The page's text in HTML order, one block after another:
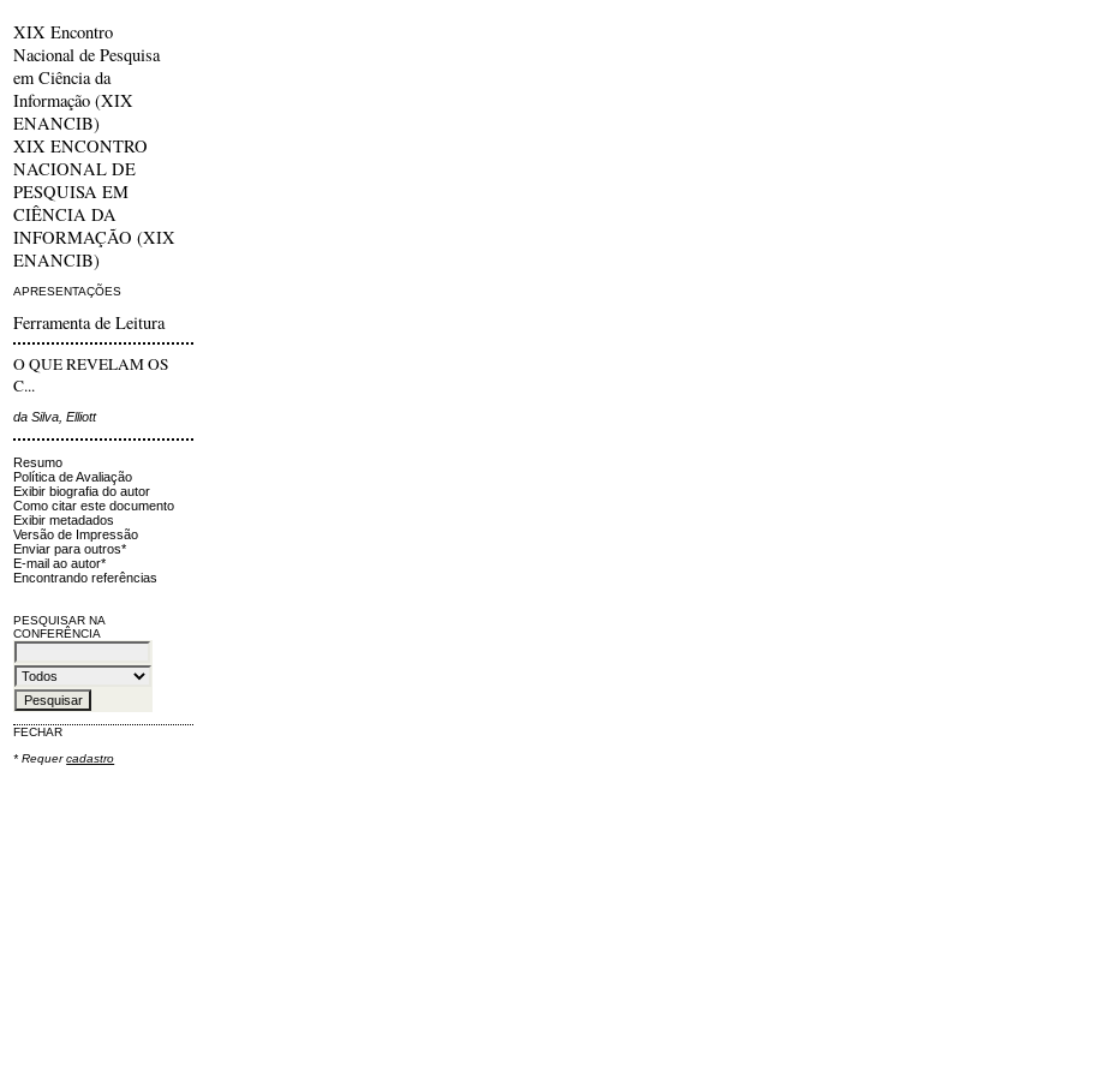
XIX Encontro
Nacional de Pesquisa
em Ciência da
Informação (XIX
ENANCIB)
XIX ENCONTRO
NACIONAL DE
PESQUISA EM
CIÊNCIA DA
INFORMAÇÃO (XIX
ENANCIB)
APRESENTAÇÕES
Ferramenta de Leitura
O QUE REVELAM OS
C...
da Silva, Elliott
Resumo
Política de Avaliação
Exibir biografia do autor
Como citar este documento
Exibir metadados
Versão de Impressão
Enviar para outros*
E-mail ao autor*
Encontrando referências
PESQUISAR NA
CONFERÊNCIA
FECHAR
* Requercadastro